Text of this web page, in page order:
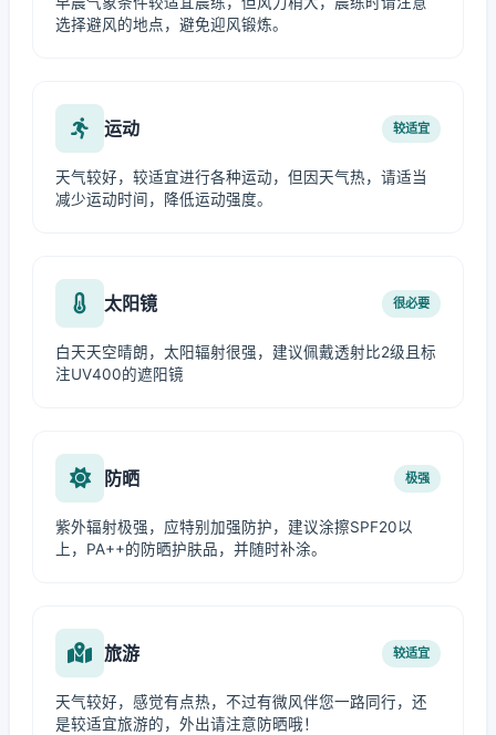
选择避风的地点，避免迎风锻炼。
运动 较适宜
天气较好，较适宜进行各种运动，但因天气热，请适当
减少运动时间，降低运动强度。
太阳镜 很必要
白天天空晴朗，太阳辐射很强，建议佩戴透射比2级且标
注UV400的遮阳镜
防晒 极强
紫外辐射极强，应特别加强防护，建议涂擦SPF20以
上，PA++的防晒护肤品，并随时补涂。
旅游 较适宜
天气较好，感觉有点热，不过有微风伴您一路同行，还
是较适宜旅游的，外出请注意防晒哦！